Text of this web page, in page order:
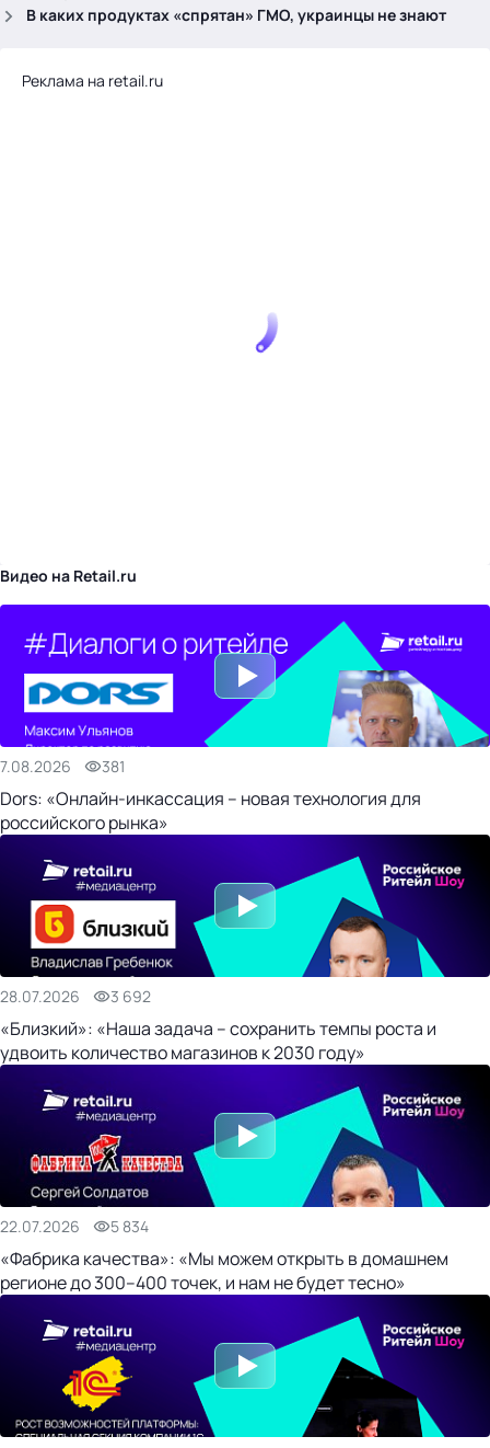
В каких продуктах «спрятан» ГМО, украинцы не знают
Реклама на retail.ru
Видео на Retail.ru
7.08.2026 381
Dors: «Онлайн-инкассация – новая технология для
российского рынка»
28.07.2026 3 692
«Близкий»: «Наша задача – сохранить темпы роста и
удвоить количество магазинов к 2030 году»
22.07.2026 5 834
«Фабрика качества»: «Мы можем открыть в домашнем
регионе до 300–400 точек, и нам не будет тесно»